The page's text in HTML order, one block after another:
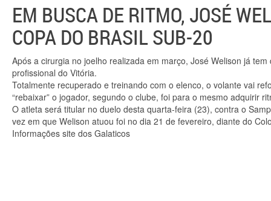
EM BUSCA DE RITMO, JOSÉ
COPA DO BRASIL SUB-20
Após a cirurgia no joelho realizada em março, José Welison já
profissional do Vitória.
Totalmente recuperado e treinando com o elenco, o volante vai
“rebaixar” o jogador, segundo o clube, foi para o mesmo adquirir
O atleta será titular no duelo desta quarta-feira (23), contra o
vez em que Welison atuou foi no dia 21 de fevereiro, diante do
Informações site dos Galaticos